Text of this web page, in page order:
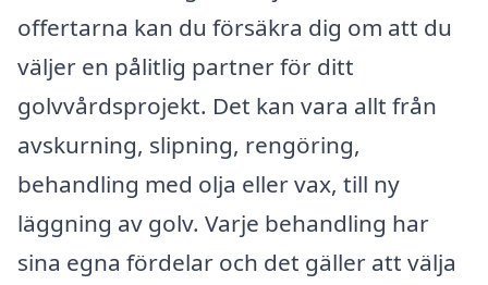
offertarna kan du försäkra dig om att du
väljer en pålitlig partner för ditt
golvvårdsprojekt. Det kan vara allt från
avskurning, slipning, rengöring,
behandling med olja eller vax, till ny
läggning av golv. Varje behandling har
sina egna fördelar och det gäller att välja